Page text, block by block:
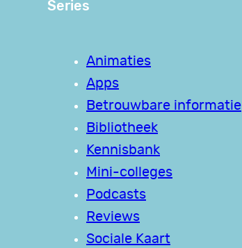
Series
Animaties
Apps
Betrouwbare informatie
Bibliotheek
Kennisbank
Mini-colleges
Podcasts
Reviews
Sociale Kaart